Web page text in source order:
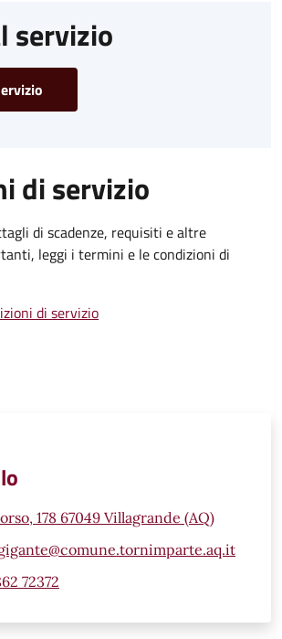
servizio
di servizio
di scadenze, requisiti e altre
leggi i termini e le condizioni di
di servizio
178 67049 Villagrande (AQ)
72372